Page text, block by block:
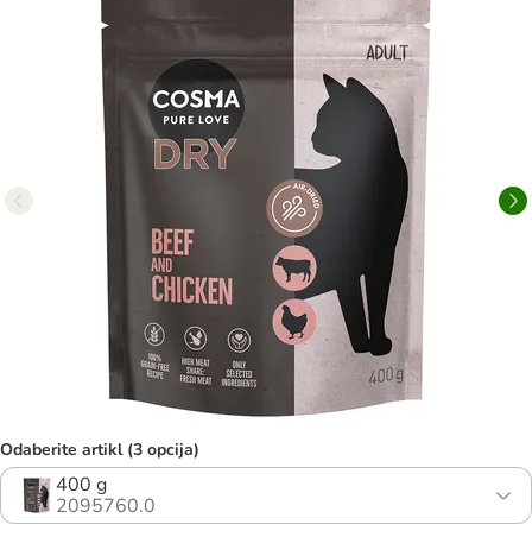
Odaberite artikl (3 opcija)
400 g
2095760.0